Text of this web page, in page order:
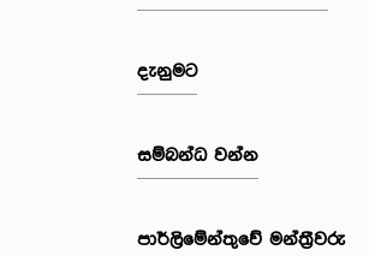
දැනුමට
සම්බන්ධ වන්න
පාර්ලි‌මේන්තුවේ මන්ත්‍රීවරු